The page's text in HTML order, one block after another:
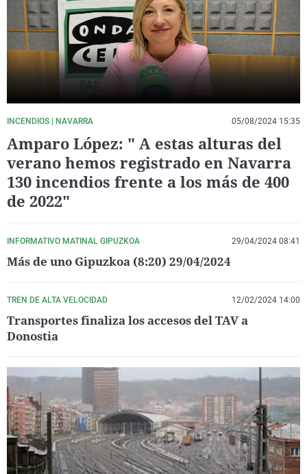
La rosa de los vientos
Gente viajera
Como el perro y el
Caso
Retornados
Equipo de
Extremadura
Galicia
La Rioja
País Vasco
Virales
Televisión
Elecciones
INCENDIOS | NAVARRA 05/08/2024 15:35
Amparo López: " A estas alturas del
verano hemos registrado en Navarra
130 incendios frente a los más de 400
de 2022"
INFORMATIVO MATINAL GIPUZKOA 29/04/2024 08:41
Más de uno Gipuzkoa (8:20) 29/04/2024
TREN DE ALTA VELOCIDAD 12/02/2024 14:00
Transportes finaliza los accesos del TAV a
Donostia